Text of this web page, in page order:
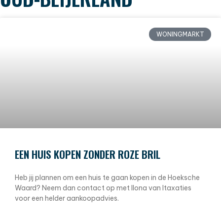
WONINGMARKT
EEN HUIS KOPEN ZONDER ROZE BRIL
Heb jij plannen om een huis te gaan kopen in de Hoeksche
Waard? Neem dan contact op met Ilona van Itaxaties
voor een helder aankoopadvies.